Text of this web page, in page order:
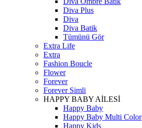
Diva Plus
Diva
Diva Batik
Tümünü Gör
Extra Life
Extra
Fashion Boucle
Flower
Forever
Forever Simli
HAPPY BABY AİLESİ
Happy Baby
Happy Baby Multi Color
Happy Kids